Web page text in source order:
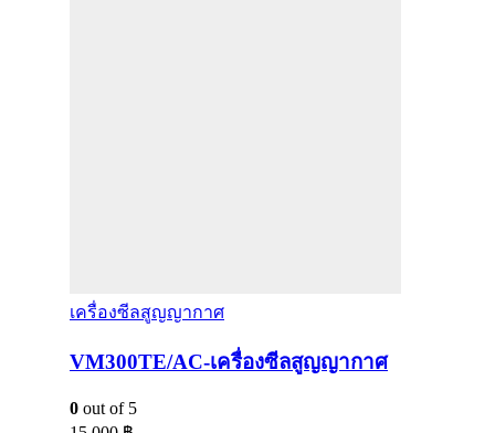
เครื่องซีลสูญญากาศ
VM300TE/AC-เครื่องซีลสูญญากาศ
0 out of 5